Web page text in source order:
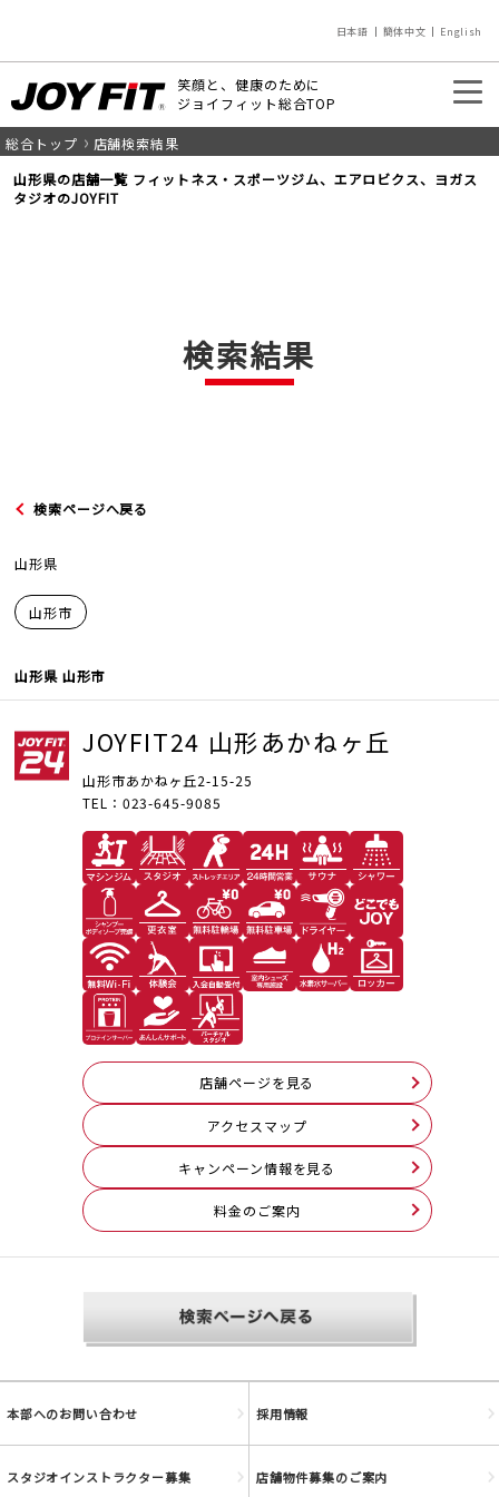
日本語 簡体中文 English
笑顔と、健康のために
ジョイフィット総合TOP
入会のご案内 店舗を探す
JOYFIT YOGA
JOYFIT+
法人会員制度
総合トップ
店舗検索結果
山形県の店舗一覧 フィットネス・スポーツジム、エアロビクス、ヨガス
タジオのJOYFIT
検索結果
検索ページへ戻る
山形県
山形市
山形県 山形市
JOYFIT24 山形あかねヶ丘
山形市あかねヶ丘2-15-25
TEL：023-645-9085
店舗ページを見る
アクセスマップ
キャンペーン情報を見る
料⾦のご案内
本部へのお問い合わせ 採用情報
スタジオインストラクター募集 店舗物件募集のご案内